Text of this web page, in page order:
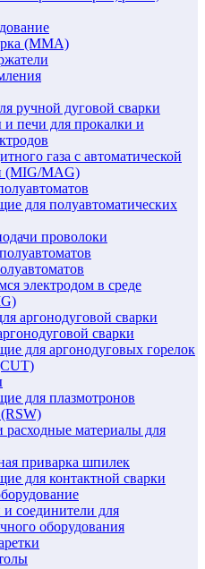
(MMA)
ручной дуговой сварки
печи для прокалки и
газа с автоматической
(MIG/MAG)
для полуавтоматических
проволоки
электродом в среде
аргонодуговой сварки
сварки
для аргонодуговых горелок
для плазмотронов
расходные материалы для
приварка шпилек
для контактной сварки
соединители для
оборудования